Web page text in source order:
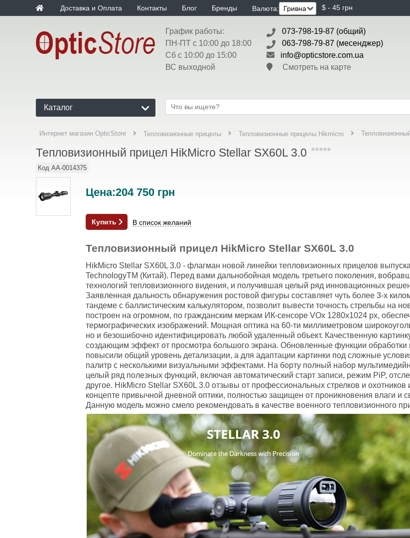
Доставка и Оплата Контакты Блог Бренды Валюта: $ - 45 грн
График работы:
ПН-ПТ с 10:00 до 18:00
Сб с 10:00 до 15:00
ВС выходной
073-798-19-87 (общий)
063-798-79-87 (месенджер)
info@opticstore.com.ua
Смотреть на карте
Каталог
Интернет магазин OpticStore Тепловизионные прицелы Тепловизионные прицелы Hikmicro
Тепловизионный прицел HikMicro Stellar SX60L 3.0
Код AA-0014375
Цена:204 750 грн
Купить В список желаний
Тепловизионный прицел HikMicro Stellar SX60L 3.0
HikMicro Stellar SX60L 3.0 - флагман новой линейки тепловизионных прицелов
TechnologyТМ (Китай). Перед вами дальнобойная модель третьего поколения,
технологий тепловизионного видения, и получившая целый ряд инновационных
Заявленная дальность обнаружения ростовой фигуры составляет чуть более 3-х
тандеме с баллистическим калькулятором, позволит вывести точность стрельбы на
построен на огромном, по гражданским меркам ИК-сенсоре VOx 1280x1024 рх,
термографических изображений. Мощная оптика на 60-ти миллиметровом
но и безошибочно идентифицировать любой удаленный объект. Качественную
создающим эффект от просмотра большого экрана. Обновленные функции
повысили общий уровень детализации, а для адаптации картинки под сложные
палитр с несколькими визуальными эффектами. На борту полный набор
целый ряд полезных функций, включая автоматический старт записи, режим PiP,
другое. HikMicro Stellar SX60L 3.0 отзывы от профессиональных стрелков и
концепте привычной дневной оптики, полностью защищен от проникновения влаги и
Данную модель можно смело рекомендовать в качестве военного тепловизионного